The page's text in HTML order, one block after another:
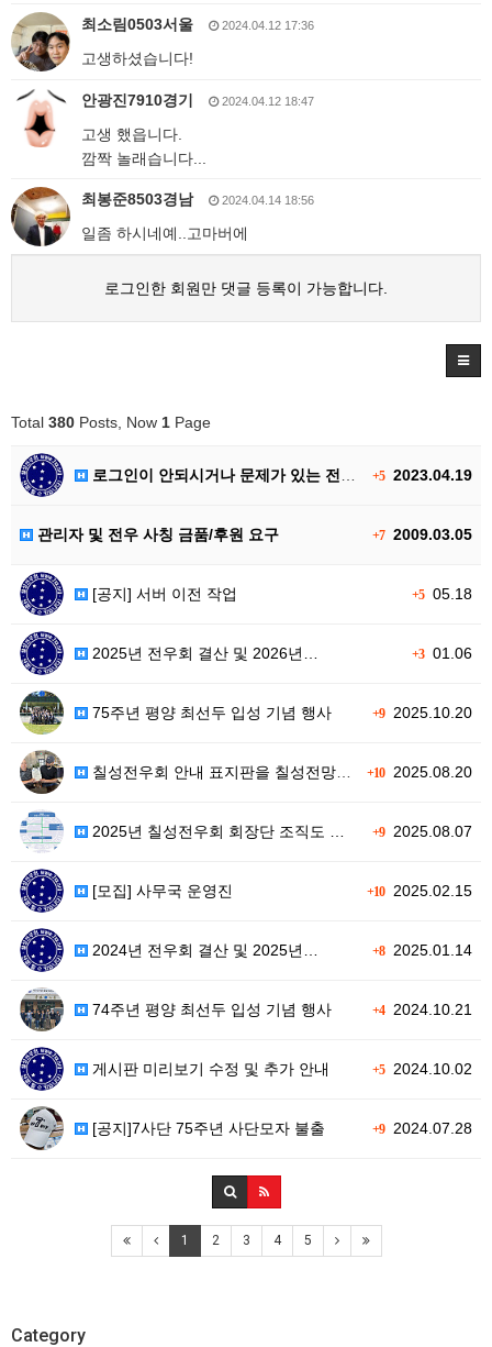
최소림0503서울 2024.04.12 17:36
고생하셨습니다!
안광진7910경기 2024.04.12 18:47
고생 했읍니다.
깜짝 놀래습니다...
최봉준8503경남 2024.04.14 18:56
일좀 하시네예..고마버에
로그인한 회원만 댓글 등록이 가능합니다.
Total 380 Posts, Now 1 Page
+52023.04.19
로그인이 안되시거나 문제가 있는 전우…
+72009.03.05
관리자 및 전우 사칭 금품/후원 요구
+505.18
[공지] 서버 이전 작업
+301.06
2025년 전우회 결산 및 2026년…
+92025.10.20
75주년 평양 최선두 입성 기념 행사
+102025.08.20
칠성전우회 안내 표지판을 칠성전망대 …
+92025.08.07
2025년 칠성전우회 회장단 조직도 …
+102025.02.15
[모집] 사무국 운영진
+82025.01.14
2024년 전우회 결산 및 2025년…
+42024.10.21
74주년 평양 최선두 입성 기념 행사
+52024.10.02
게시판 미리보기 수정 및 추가 안내
+92024.07.28
[공지]7사단 75주년 사단모자 불출
1 2 3 4 5
Category